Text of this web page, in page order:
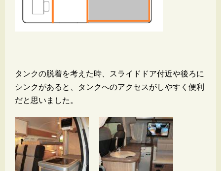
タンクの脱着を考えた時、スライドドア付近や後ろに
シンクがあると、タンクへのアクセスがしやすく便利
だと思いました。